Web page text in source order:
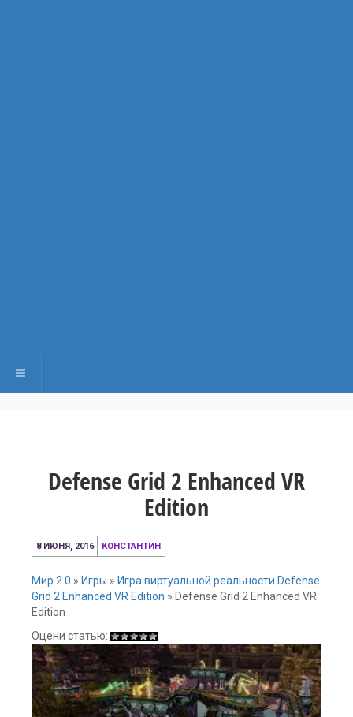
Переключить навигацию
Defense Grid 2 Enhanced VR
Edition
8 ИЮНЯ, 2016
8
июня,
КОНСТАНТИН
Мир 2.0 » Игры » Игра виртуальной реальности Defense
Grid 2 Enhanced VR Edition » Defense Grid 2 Enhanced VR
Edition
Оцени статью: